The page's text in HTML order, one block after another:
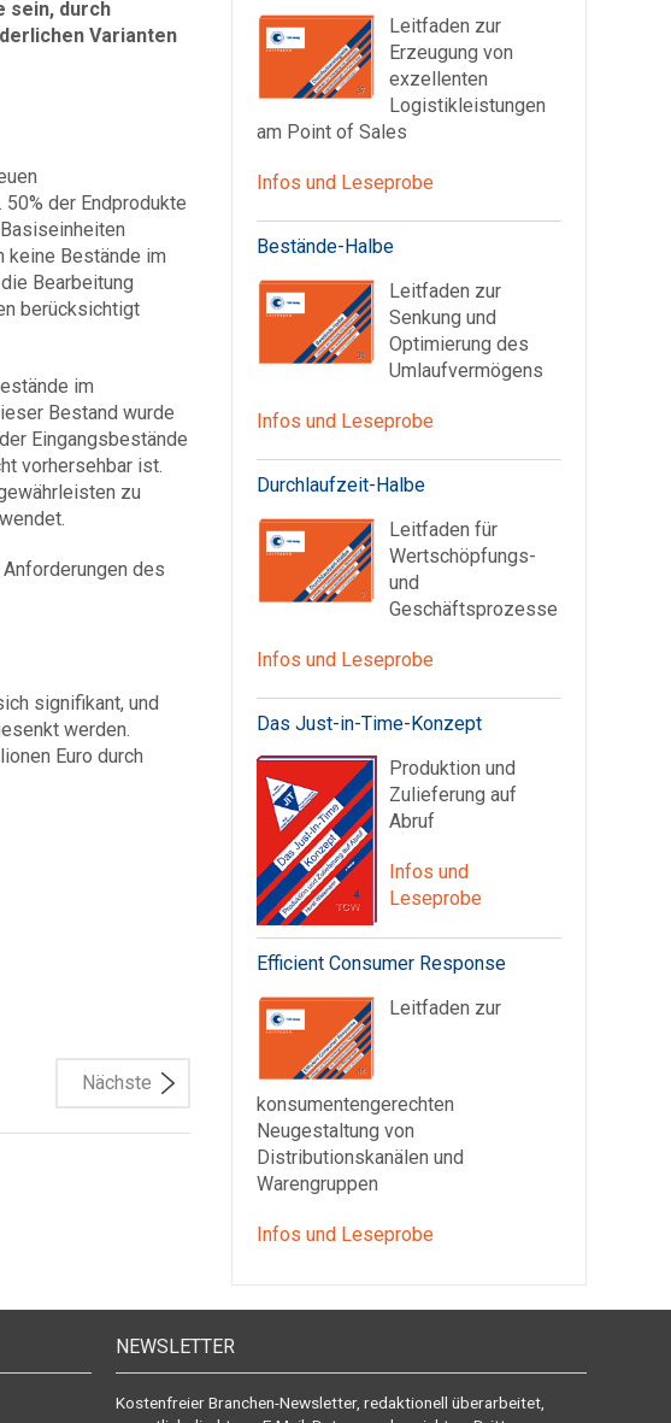
sein, durch
Varianten
der Endprodukte
keine Bestände im
Bearbeitung
berücksichtigt
im
Bestand wurde
Eingangsbestände
vorhersehbar ist.
zu
des
signifikant, und
werden.
Euro durch
Nächste
Leitfaden zur
Erzeugung von
exzellenten
Logistikleistungen
am Point of Sales
Infos und Leseprobe
Bestände-Halbe
Leitfaden zur
Senkung und
Optimierung des
Umlaufvermögens
Infos und Leseprobe
Durchlaufzeit-Halbe
Leitfaden für
Wertschöpfungs-
und
Geschäftsprozesse
Infos und Leseprobe
Das Just-in-Time-Konzept
Produktion und
Zulieferung auf
Abruf
Infos und
Leseprobe
Efficient Consumer Response
Leitfaden zur
konsumentengerechten
Neugestaltung von
Distributionskanälen und
Warengruppen
Infos und Leseprobe
NEWSLETTER
Kostenfreier Branchen-Newsletter, redaktionell überarbeitet,